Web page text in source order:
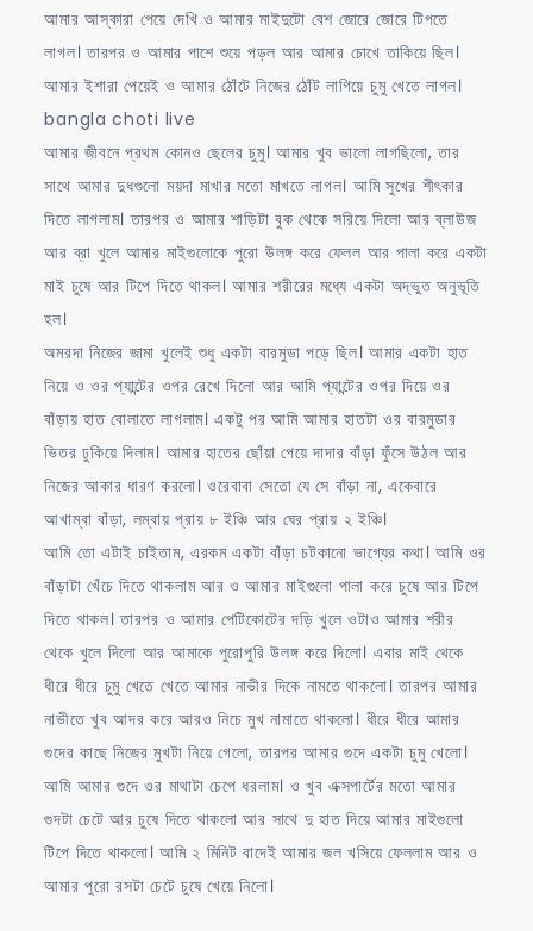
আমার আস্কারা পেয়ে দেখি ও আমার মাইদুটো বেশ জোরে জোরে টিপতে
লাগল। তারপর ও আমার পাশে শুয়ে পড়ল আর আমার চোখে তাকিয়ে ছিল।
আমার ইশারা পেয়েই ও আমার ঠোঁটে নিজের ঠোঁট লাগিয়ে চুমু খেতে লাগল।
bangla choti live
আমার জীবনে প্রথম কোনও ছেলের চুমু। আমার খুব ভালো লাগছিলো, তার
সাথে আমার দুধগুলো ময়দা মাখার মতো মাখতে লাগল। আমি সুখের শীৎকার
দিতে লাগলাম। তারপর ও আমার শাড়িটা বুক থেকে সরিয়ে দিলো আর ব্লাউজ
আর ব্রা খুলে আমার মাইগুলোকে পুরো উলঙ্গ করে ফেলল আর পালা করে একটা
মাই চুষে আর টিপে দিতে থাকল। আমার শরীরের মধ্যে একটা অদ্ভুত অনুভূতি
হল।
অমরদা নিজের জামা খুলেই শুধু একটা বারমুডা পড়ে ছিল। আমার একটা হাত
নিয়ে ও ওর প্যান্টের ওপর রেখে দিলো আর আমি প্যান্টের ওপর দিয়ে ওর
বাঁড়ায় হাত বোলাতে লাগলাম। একটু পর আমি আমার হাতটা ওর বারমুডার
ভিতর ঢুকিয়ে দিলাম। আমার হাতের ছোঁয়া পেয়ে দাদার বাঁড়া ফুঁসে উঠল আর
নিজের আকার ধারণ করলো। ওরেবাবা সেতো যে সে বাঁড়া না, একেবারে
আখাম্বা বাঁড়া, লম্বায় প্রায় ৮ ইঞ্চি আর ঘের প্রায় ২ ইঞ্চি।
আমি তো এটাই চাইতাম, এরকম একটা বাঁড়া চটকানো ভাগ্যের কথা। আমি ওর
বাঁড়াটা খেঁচে দিতে থাকলাম আর ও আমার মাইগুলো পালা করে চুষে আর টিপে
দিতে থাকল। তারপর ও আমার পেটিকোটের দড়ি খুলে ওটাও আমার শরীর
থেকে খুলে দিলো আর আমাকে পুরোপুরি উলঙ্গ করে দিলো। এবার মাই থেকে
ধীরে ধীরে চুমু খেতে খেতে আমার নাভীর দিকে নামতে থাকলো। তারপর আমার
নাভীতে খুব আদর করে আরও নিচে মুখ নামাতে থাকলো। ধীরে ধীরে আমার
গুদের কাছে নিজের মুখটা নিয়ে গেলো, তারপর আমার গুদে একটা চুমু খেলো।
আমি আমার গুদে ওর মাথাটা চেপে ধরলাম। ও খুব এক্সপার্টের মতো আমার
গুদটা চেটে আর চুষে দিতে থাকলো আর সাথে দু হাত দিয়ে আমার মাইগুলো
টিপে দিতে থাকলো। আমি ২ মিনিট বাদেই আমার জল খসিয়ে ফেললাম আর ও
আমার পুরো রসটা চেটে চুষে খেয়ে নিলো।